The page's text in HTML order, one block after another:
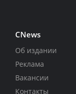
CNews
Об издании
Реклама
Вакансии
Контакты